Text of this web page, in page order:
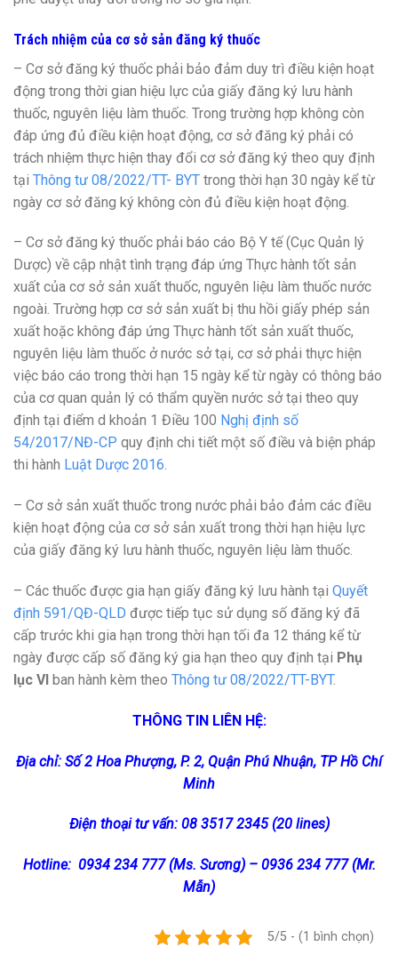
Trách nhiệm của cơ sở sản đăng ký thuốc
– Cơ sở đăng ký thuốc phải bảo đảm duy trì điều kiện hoạt
động trong thời gian hiệu lực của giấy đăng ký lưu hành
thuốc, nguyên liệu làm thuốc. Trong trường hợp không còn
đáp ứng đủ điều kiện hoạt động, cơ sở đăng ký phải có
trách nhiệm thực hiện thay đổi cơ sở đăng ký theo quy định
tại Thông tư 08/2022/TT- BYT trong thời hạn 30 ngày kể từ
ngày cơ sở đăng ký không còn đủ điều kiện hoạt động.
– Cơ sở đăng ký thuốc phải báo cáo Bộ Y tế (Cục Quản lý
Dược) về cập nhật tình trạng đáp ứng Thực hành tốt sản
xuất của cơ sở sản xuất thuốc, nguyên liệu làm thuốc nước
ngoài. Trường hợp cơ sở sản xuất bị thu hồi giấy phép sản
xuất hoặc không đáp ứng Thực hành tốt sản xuất thuốc,
nguyên liệu làm thuốc ở nước sở tại, cơ sở phải thực hiện
việc báo cáo trong thời hạn 15 ngày kể từ ngày có thông báo
của cơ quan quản lý có thẩm quyền nước sở tại theo quy
định tại điểm d khoản 1 Điều 100 Nghị định số
54/2017/NĐ-CP quy định chi tiết một số điều và biện pháp
thi hành Luật Dược 2016.
– Cơ sở sản xuất thuốc trong nước phải bảo đảm các điều
kiện hoạt động của cơ sở sản xuất trong thời hạn hiệu lực
của giấy đăng ký lưu hành thuốc, nguyên liệu làm thuốc.
– Các thuốc được gia hạn giấy đăng ký lưu hành tại Quyết
định 591/QĐ-QLD được tiếp tục sử dụng số đăng ký đã
cấp trước khi gia hạn trong thời hạn tối đa 12 tháng kể từ
ngày được cấp số đăng ký gia hạn theo quy định tại Phụ
lục VI ban hành kèm theo Thông tư 08/2022/TT-BYT.
THÔNG TIN LIÊN HỆ:
Địa chỉ: Số 2 Hoa Phượng, P. 2, Quận Phú Nhuận, TP Hồ Chí
Minh
Điện thoại tư vấn: 08 3517 2345 (20 lines)
Hotline: 0934 234 777 (Ms. Sương) – 0936 234 777 (Mr.
Mẫn)
5/5 - (1 bình chọn)